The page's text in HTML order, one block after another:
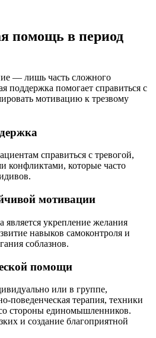
помощь в период
— лишь часть сложного
поддержка помогает справиться с
мотивацию к трезвому
справиться с тревогой,
конфликтами, которые часто
мотивации
является укрепление желания
навыков самоконтроля и
соблазнов.
помощи
или в группе,
поведенческая терапия, техники
стороны единомышленников.
и создание благоприятной